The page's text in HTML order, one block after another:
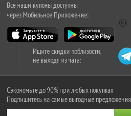
Все наши купоны доступны
через Мобильное Приложение:
Ищите скидки поблизости,
не выходя из чата:
Сэкономьте до 90% при любых покупках
Подпишитесь на самые выгодные предложения